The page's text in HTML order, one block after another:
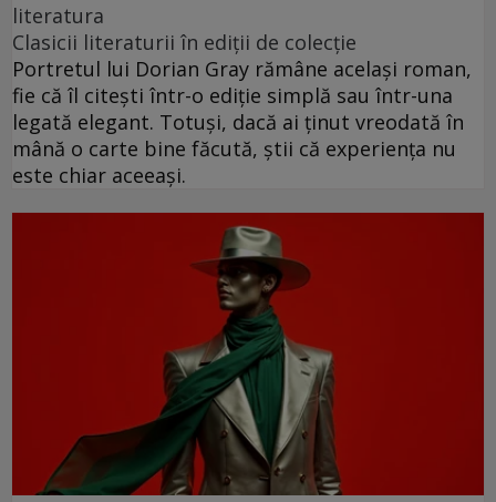
literatura
Clasicii literaturii în ediții de colecție
Portretul lui Dorian Gray rămâne același roman,
fie că îl citești într-o ediție simplă sau într-una
legată elegant. Totuși, dacă ai ținut vreodată în
mână o carte bine făcută, știi că experiența nu
este chiar aceeași.